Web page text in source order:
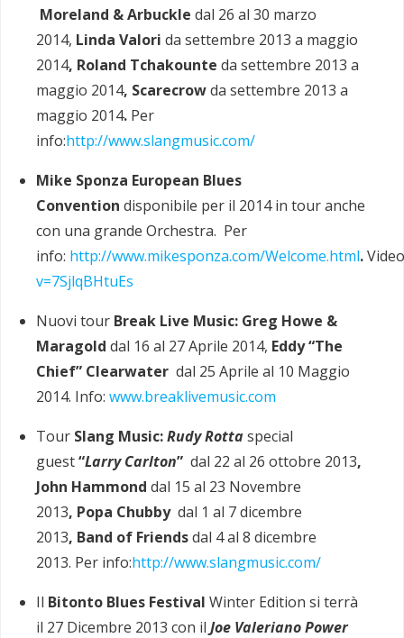
Moreland & Arbuckle dal 26 al 30 marzo
2014, Linda Valori da settembre 2013 a maggio
2014, Roland Tchakounte da settembre 2013 a
maggio 2014, Scarecrowda settembre 2013 a
maggio 2014. Per
info:http://www.slangmusic.com/
Mike Sponza European Blues
Convention disponibile per il 2014 in tour anche
con una grande Orchestra. Per
info: http://www.mikesponza.com/Welcome.html.
v=7SjlqBHtuEs
Nuovi tour Break Live Music: Greg Howe &
Maragold dal 16 al 27 Aprile 2014, Eddy “The
Chief” Clearwater dal 25 Aprile al 10 Maggio
2014. Info: www.breaklivemusic.com
Tour Slang Music:Rudy Rottaspecial
guest“Larry Carlton” dal 22 al 26 ottobre 2013,
John Hammond dal 15 al 23 Novembre
2013, Popa Chubby dal 1 al 7 dicembre
2013, Band of Friendsdal 4 al 8 dicembre
2013. Per info:http://www.slangmusic.com/
Il Bitonto Blues Festival Winter Edition si terrà
il 27 Dicembre 2013 con il Joe Valeriano Power